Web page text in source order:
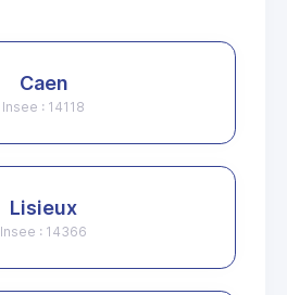
Caen
Insee : 14118
Lisieux
Insee : 14366